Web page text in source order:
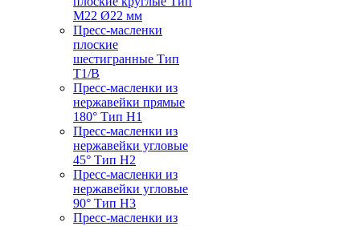
M22 Ø22 мм
Пресс-масленки
плоские
шестигранные Тип
T1/B
Пресс-масленки из
нержавейки прямые
180° Тип H1
Пресс-масленки из
нержавейки угловые
45° Тип H2
Пресс-масленки из
нержавейки угловые
90° Тип H3
Пресс-масленки из